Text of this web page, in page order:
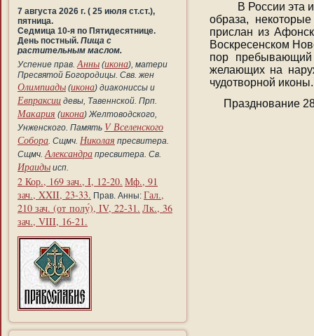
7 августа 2026 г. ( 25 июля ст.ст.),
пятница.
Седмица 10-я по Пятидесятнице.
День постный. Пища с
растительным маслом.
Успение прав.Анны (икона), матери
Пресвятой Богородицы. Свв. жен
Олимпиады (икона) диакониссы и
Евпраксии девы, Тавеннской. Прп.
Макария (икона) Желтоводского,
Унженского. Память V Вселенского
Собора. Сщмч. Николая пресвитера.
Сщмч.Александра пресвитера. Св.
Ираиды исп.
2 Кор., 169 зач., I, 12-20. Мф., 91
зач., XXII, 23-33. Прав. Анны: Гал.,
210 зач. (от полу́), IV, 22-31. Лк., 36
зач., VIII, 16-21.
В России эта
образа,
прислан из
Воскресенском
пор
желающих на
чудотворной иконы.
Празднование